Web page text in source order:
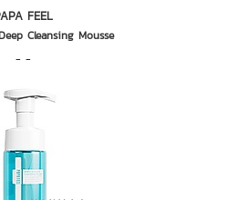
FEEL
Cleansing Mousse
- -